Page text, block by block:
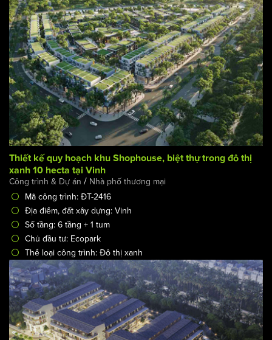
Thiết kế shophouse/Góc tư vấn
Thiết kế quy hoạch khu Shophouse, biệt thự trong đô thị
xanh 10 hecta tại Vinh
Công trình & Dự án/Nhà phố thương mại
Mã công trình: ĐT-2416
Địa điểm, đất xây dựng: Vinh
Số tầng: 6 tầng + 1 tum
Chủ đầu tư: Ecopark
Thể loại công trình: Đô thị xanh